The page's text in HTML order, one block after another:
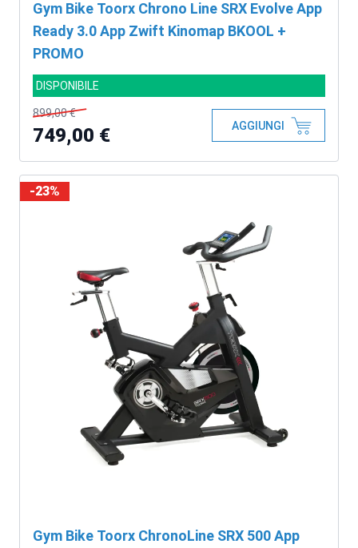
Gym Bike Toorx Chrono Line SRX Evolve App
Ready 3.0 App Zwift Kinomap BKOOL +
PROMO
DISPONIBILE
899,00 €
749,00 € AGGIUNGI
Gym Bike Toorx ChronoLine SRX 500 App
-23%